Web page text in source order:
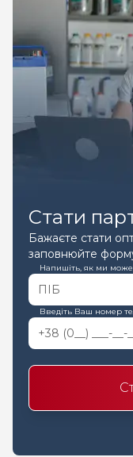
Стати
Бажаєте стати
заповнюйте
Напишіть, як ми
Введіть Ваш номер